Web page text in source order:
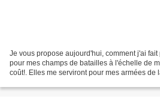
Je vous propose aujourd'hui, comment j'ai
pour mes champs de batailles à l'échelle de
coût!. Elles me serviront pour mes armées de